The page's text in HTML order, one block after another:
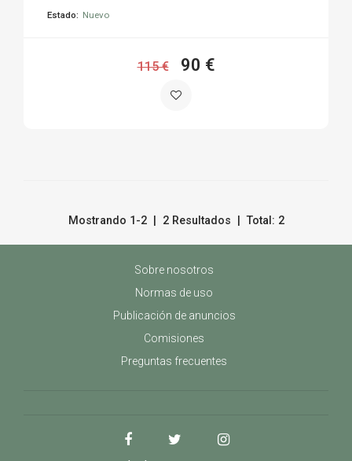
Estado: Nuevo
115 € 90 €
Mostrando 1-2 | 2 Resultados | Total: 2
Sobre nosotros
Normas de uso
Publicación de anuncios
Comisiones
Preguntas frecuentes